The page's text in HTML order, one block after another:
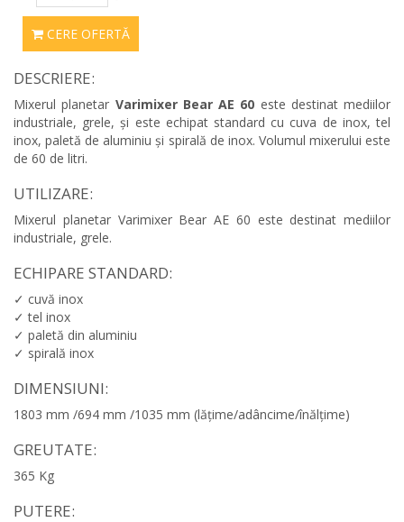
CERE OFERTĂ
DESCRIERE:
Mixerul planetar Varimixer Bear AE 60 este destinat mediilor
industriale, grele, și este echipat standard cu cuva de inox, tel
inox, paletă de aluminiu și spirală de inox. Volumul mixerului este
de 60 de litri.
UTILIZARE:
Mixerul planetar Varimixer Bear AE 60 este destinat mediilor
industriale, grele.
ECHIPARE STANDARD:
✓ cuvă inox
✓ tel inox
✓ paletă din aluminiu
✓ spirală inox
DIMENSIUNI:
1803 mm /694 mm /1035 mm (lățime/adâncime/înălțime)
GREUTATE:
365 Kg
PUTERE: